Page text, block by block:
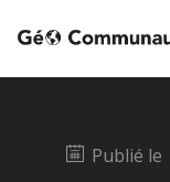
Publié le